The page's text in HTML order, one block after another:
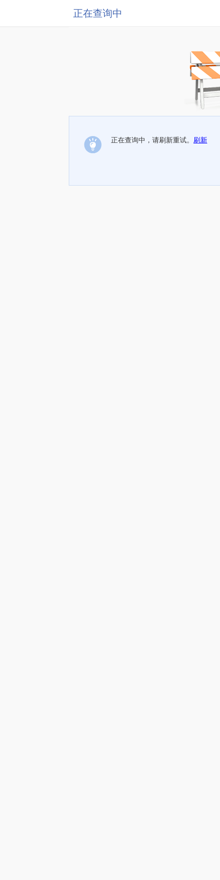
正在查询中
正在查询中，请刷新重试。 刷新